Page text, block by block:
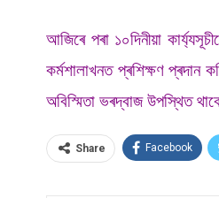
আজিৰে পৰা ১০দিনীয়া
কৰ্মশালাখনত প্ৰশিক্ষণ প্ৰদান
অবিস্মিতা ভৰদ্বাজ উপস্থিত
Share Facebook